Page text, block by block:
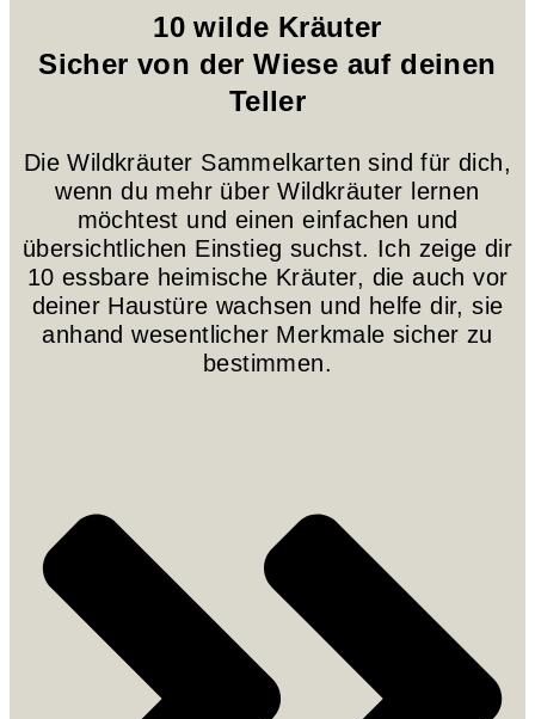
10 wilde Kräuter
Sicher von der Wiese auf deinen
Teller
Die Wildkräuter Sammelkarten sind für dich,
wenn du mehr über Wildkräuter lernen
möchtest und einen einfachen und
übersichtlichen Einstieg suchst. Ich zeige dir
10 essbare heimische Kräuter, die auch vor
deiner Haustüre wachsen und helfe dir, sie
anhand wesentlicher Merkmale sicher zu
bestimmen.